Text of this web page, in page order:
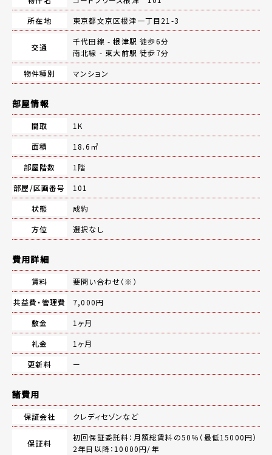
所在地
東京都文京区根津一丁目21-3
交通
千代田線 -根津駅 徒歩6分
南北線 - 東大前駅 徒歩7分
物件種別
マンション
部屋情報
間取
1K
面積
18.6㎡
部屋階数
1階
部屋/区画番号
101
状態
成約
方位
選択なし
費用詳細
賃料
要問い合わせ（※）
共益費・管理費
7,000円
敷金
1ヶ月
礼金
1ヶ月
更新料
ー
諸費用
保証会社 クレディセゾンなど
保証料
初回保証委託料：月額総賃料の50％（最低15000円）
2年目以降：10000円/年